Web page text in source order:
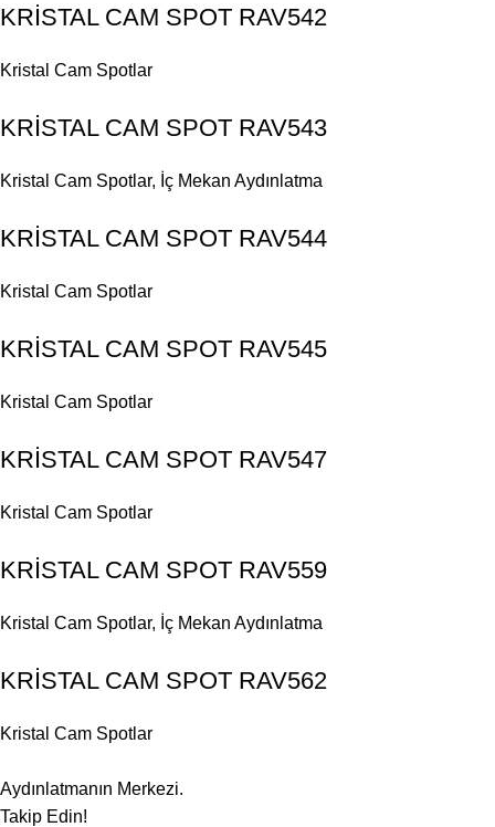
KRİSTAL CAM SPOT RAV542
Kristal Cam Spotlar
KRİSTAL CAM SPOT RAV543
Kristal Cam Spotlar, İç Mekan Aydınlatma
KRİSTAL CAM SPOT RAV544
Kristal Cam Spotlar
KRİSTAL CAM SPOT RAV545
Kristal Cam Spotlar
KRİSTAL CAM SPOT RAV547
Kristal Cam Spotlar
KRİSTAL CAM SPOT RAV559
Kristal Cam Spotlar, İç Mekan Aydınlatma
KRİSTAL CAM SPOT RAV562
Kristal Cam Spotlar
Aydınlatmanın Merkezi.
Takip Edin!